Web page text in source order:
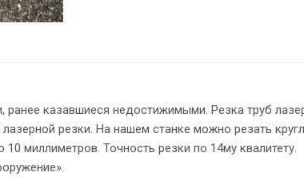
ранее казавшиеся недостижимыми. Резка труб
резки. На нашем станке можно резать
миллиметров. Точность резки по 14му квалитету.